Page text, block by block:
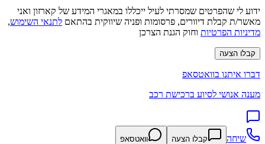
ידוע לי שהפרטים שמסרתי לעיל ייכללו במאגרי המידע של קארזון ואני
מאשר/ת קבלת דיוורים, פרסומות ופניה שיווקית בהתאם לתנאי השימוש,
מדיניות הפרטיות וחוק הגנת הצרכן
קבלו הצעה
דברו איתנו בוואטסאפ
מענה אנושי לסיוע ברכישת רכב
שיחה קבלו הצעה וואטסאפ